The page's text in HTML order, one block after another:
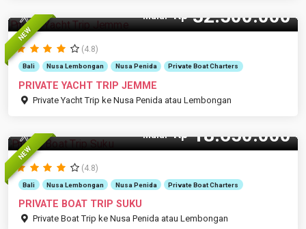
NEW
14 Pax Mulai Rp32.500.000
(4.8)
Bali Nusa Lembongan Nusa Penida Private Boat Charters
PRIVATE YACHT TRIP JEMME
Private Yacht Trip ke Nusa Penida atau Lembongan
NEW
20 Pax Mulai Rp18.650.000
(4.8)
Bali Nusa Lembongan Nusa Penida Private Boat Charters
PRIVATE BOAT TRIP SUKU
Private Boat Trip ke Nusa Penida atau Lembongan